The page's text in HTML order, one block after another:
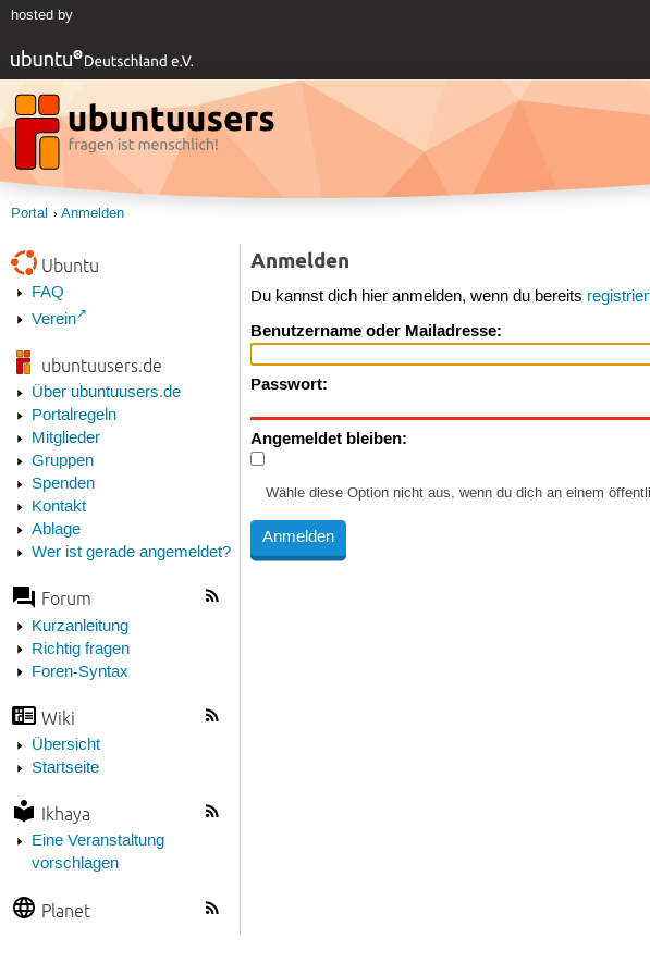
hosted by
Portal Anmelden
Ubuntu
FAQ
Verein
ubuntuusers.de
Über ubuntuusers.de
Portalregeln
Mitglieder
Gruppen
Spenden
Kontakt
Ablage
Wer ist gerade angemeldet?
Forum
Kurzanleitung
Richtig fragen
Foren-Syntax
Wiki
Übersicht
Startseite
Ikhaya
Eine Veranstaltung
vorschlagen
Planet
Anmelden
Du kannst dich hier anmelden, wenn du bereits
Benutzername oder Mailadresse:
Passwort:
Angemeldet bleiben:
Wähle diese Option nicht aus, wenn du dich an einem